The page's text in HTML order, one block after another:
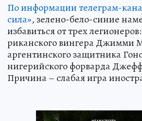
По информации телеграм-
сила», зелено-бело-синие
избавиться от трех
риканского вингера Джимми
аргентинского защитника
нигерийского форварда
Причина – слабая игра